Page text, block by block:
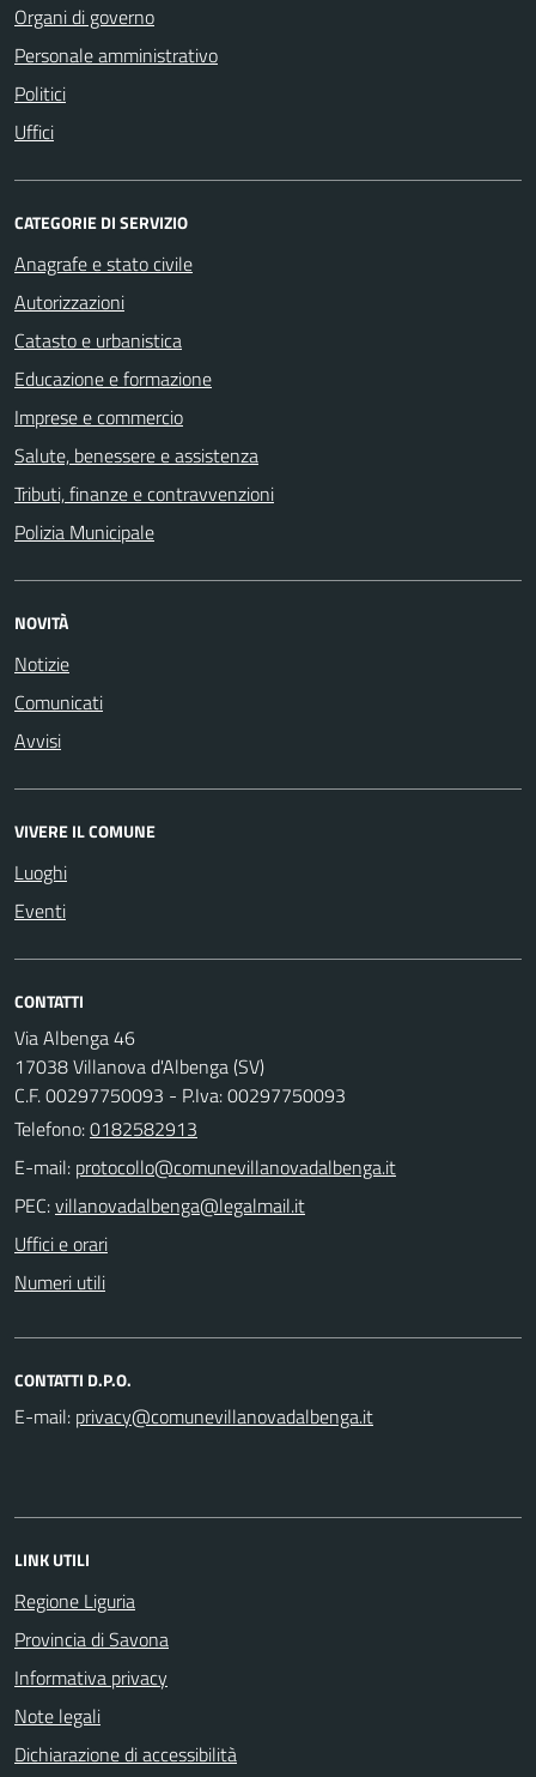
Organi di governo
Personale amministrativo
Politici
Uffici
CATEGORIE DI SERVIZIO
Anagrafe e stato civile
Autorizzazioni
Catasto e urbanistica
Educazione e formazione
Imprese e commercio
Salute, benessere e assistenza
Tributi, finanze e contravvenzioni
Polizia Municipale
NOVITÀ
Notizie
Comunicati
Avvisi
VIVERE IL COMUNE
Luoghi
Eventi
CONTATTI
Via Albenga 46
17038 Villanova d'Albenga (SV)
C.F. 00297750093 - P.Iva: 00297750093
Telefono:0182582913
E-mail:
PEC:
Uffici e orari
Numeri utili
CONTATTI D.P.O.
E-mail:
LINK UTILI
Regione Liguria
Provincia di Savona
Informativa privacy
Note legali
Dichiarazione di accessibilità